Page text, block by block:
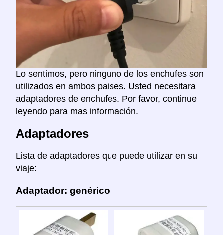
Lo sentimos, pero ninguno de los enchufes son
utilizados en ambos paises. Usted necesitara
adaptadores de enchufes. Por favor, continue
leyendo para mas información.
Adaptadores
Lista de adaptadores que puede utilizar en su
viaje:
Adaptador: genérico